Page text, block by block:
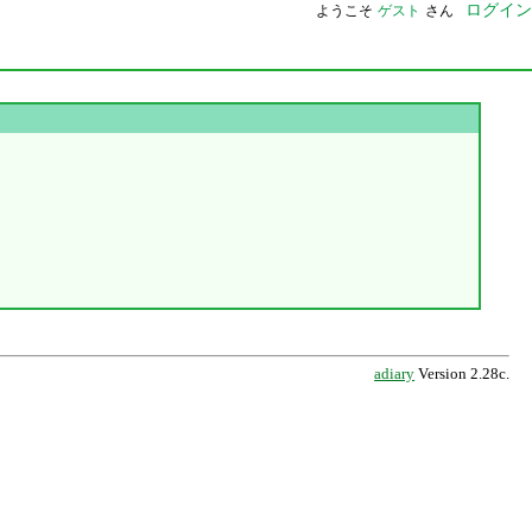
ようこそ ゲスト さん ログイン
adiary Version 2.28c.